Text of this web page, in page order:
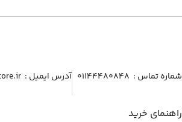
شماره تماس :‌ ۰۱۱۴۴۴۸۰۸۴۸ آدرس ایمیل :‌ info@reyhanestore.ir
راهنمای خرید